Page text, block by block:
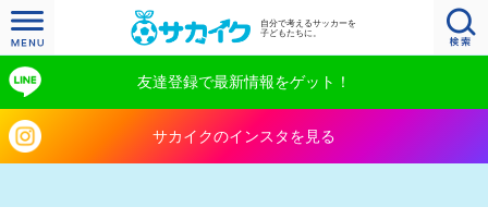
自分で考えるサッカーを
子どもたちに。
友達登録で最新情報をゲット！
サカイクのインスタを見る